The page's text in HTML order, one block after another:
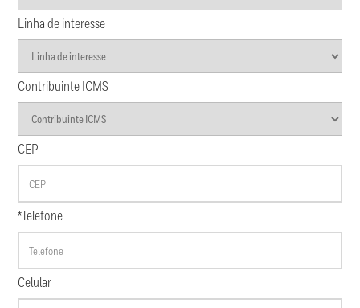
Linha de interesse
Contribuinte ICMS
CEP
*Telefone
Celular